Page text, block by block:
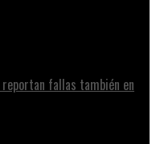
fallas también en